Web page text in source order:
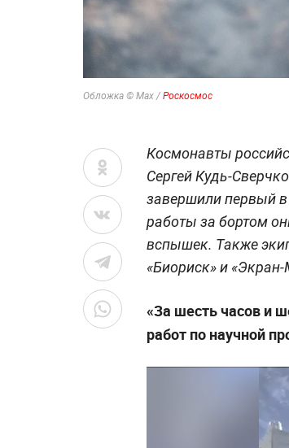
Обложка © Max / Роскосмос
Космонавты
Сергей Кудь-
завершили первый
работы за бортом
вспышек. Также
«Биориск» и «Экран-
«За шесть часов и
работ по научной